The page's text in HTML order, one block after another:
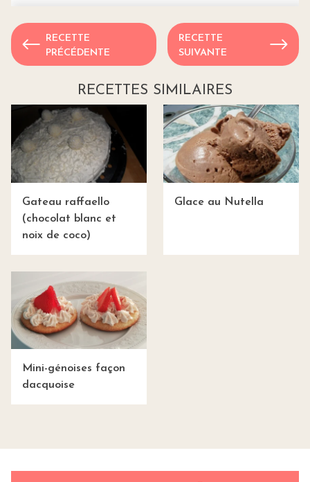
RECETTE
PRÉCÉDENTE
RECETTE
SUIVANTE
RECETTES SIMILAIRES
Gateau raffaello
(chocolat blanc et
noix de coco)
Glace au Nutella
Mini-génoises façon
dacquoise